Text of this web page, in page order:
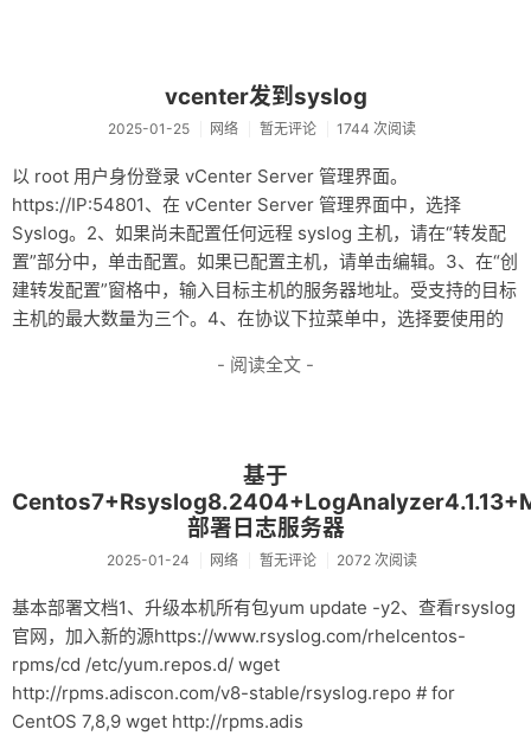
vcenter发到syslog
2025-01-25 网络 暂无评论 1744 次阅读
以 root 用户身份登录 vCenter Server 管理界面。
https://IP:54801、在 vCenter Server 管理界面中，选择
Syslog。2、如果尚未配置任何远程 syslog 主机，请在“转发配
置”部分中，单击配置。如果已配置主机，请单击编辑。3、在“创
建转发配置”窗格中，输入目标主机的服务器地址。受支持的目标
主机的最大数量为三个。4、在协议下拉菜单中，选择要使用的
- 阅读全文 -
基于
部署日志服务器
2025-01-24 网络 暂无评论 2072 次阅读
基本部署文档1、升级本机所有包yum update -y2、查看rsyslog
官网，加入新的源https://www.rsyslog.com/rhelcentos-
rpms/cd /etc/yum.repos.d/ wget
http://rpms.adiscon.com/v8-stable/rsyslog.repo # for
CentOS 7,8,9 wget http://rpms.adis